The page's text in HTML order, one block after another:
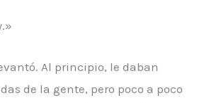
Al principio, le daban
de la gente, pero poco a poco